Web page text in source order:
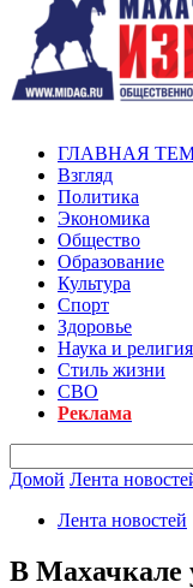
ГЛАВНАЯ
Взгляд
Политика
Экономика
Общество
Образование
Культура
Спорт
Здоровье
Наука и религия
Стиль жизни
СВО
Реклама
Домой Лента
Лента новостей
В Махачкале